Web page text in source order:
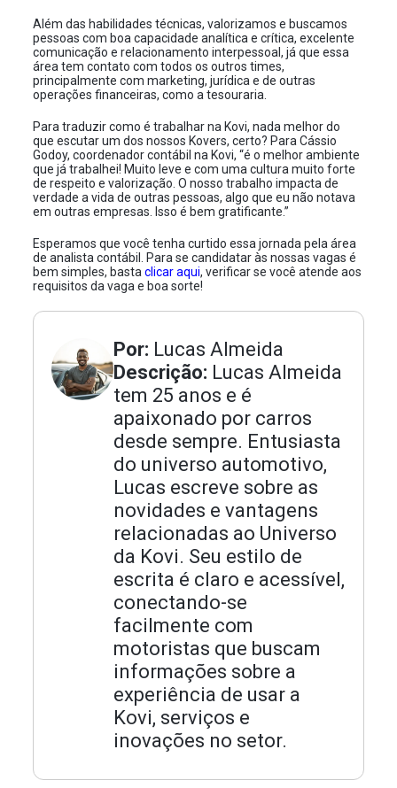
Além das habilidades técnicas, valorizamos e buscamos
pessoas com boa capacidade analítica e crítica, excelente
comunicação e relacionamento interpessoal, já que essa
área tem contato com todos os outros times,
principalmente com marketing, jurídica e de outras
operações financeiras, como a tesouraria.
Para traduzir como é trabalhar na Kovi, nada melhor do
que escutar um dos nossos Kovers, certo? Para Cássio
Godoy, coordenador contábil na Kovi, “é o melhor ambiente
que já trabalhei! Muito leve e com uma cultura muito forte
de respeito e valorização. O nosso trabalho impacta de
verdade a vida de outras pessoas, algo que eu não notava
em outras empresas. Isso é bem gratificante.”
Esperamos que você tenha curtido essa jornada pela área
de analista contábil. Para se candidatar às nossas vagas é
bem simples, bastaclicar aqui, verificar se você atende aos
requisitos da vaga e boa sorte!
Por: Lucas Almeida
Descrição: Lucas Almeida
tem 25 anos e é
apaixonado por carros
desde sempre. Entusiasta
do universo automotivo,
Lucas escreve sobre as
novidades e vantagens
relacionadas ao Universo
da Kovi. Seu estilo de
escrita é claro e acessível,
conectando-se
facilmente com
motoristas que buscam
informações sobre a
experiência de usar a
Kovi, serviços e
inovações no setor.